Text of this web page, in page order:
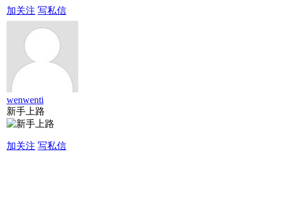
加关注 写私信
wenwenti
新手上路
加关注 写私信